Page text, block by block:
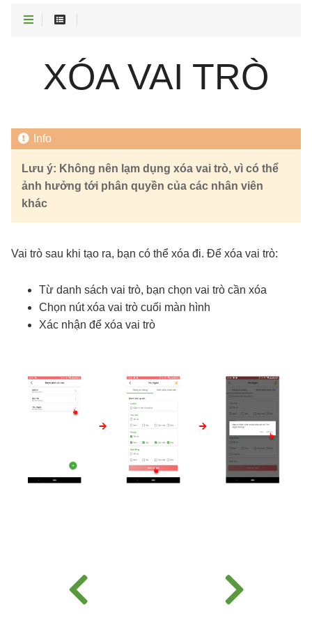
XÓA VAI TRÒ
Lưu ý: Không nên lạm dụng xóa vai trò, vì có thể
ảnh hưởng tới phân quyền của các nhân viên
khác
Vai trò sau khi tạo ra, bạn có thể xóa đi. Để xóa vai trò:
Từ danh sách vai trò, bạn chọn vai trò cần xóa
Chọn nút xóa vai trò cuối màn hình
Xác nhận để xóa vai trò